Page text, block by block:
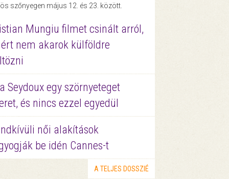
szőnyegen május 12. és 23. között.
Mungiu filmet csinált arról,
nem akarok külföldre
Seydoux egy szörnyeteget
és nincs ezzel egyedül
női alakítások
be idén Cannes-t
A TELJES DOSSZIÉ